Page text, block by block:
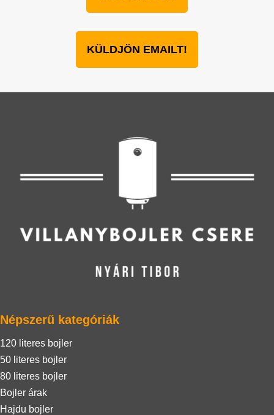
KÜLDJÖN EMAILT!
Népszerű kategóriák
120 literes bojler
50 literes bojler
80 literes bojler
Bojler árak
Hajdu bojler